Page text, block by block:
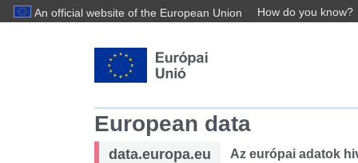
An official website of the European Union How do you know?
European data
data.europa.eu Az európai adatok